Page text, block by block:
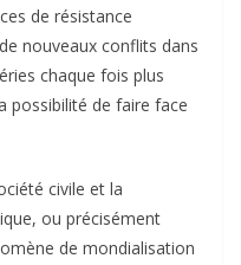
de résistance
nouveaux conflits dans
chaque fois plus
possibilité de faire face
civile et la
ou précisément
de mondialisation